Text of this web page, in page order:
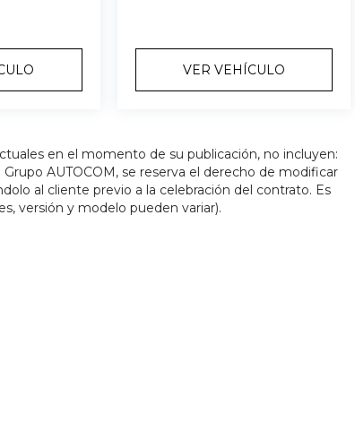
VER VEHÍCULO
en el momento de su publicación, no incluyen:
AUTOCOM, se reserva el derecho de modificar
al cliente previo a la celebración del contrato. Es
versión y modelo pueden variar).